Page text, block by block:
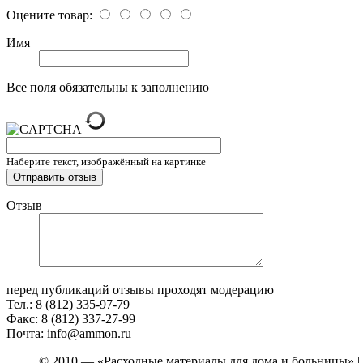
Оцените товар:
Имя
Все поля обязательны к заполнению
Наберите текст, изображённый на картинке
Отзыв
перед публикаций отзывы проходят модерацию
Тел.: 8 (812) 335-97-79
Факс: 8 (812) 337-27-99
Почта: info@ammon.ru